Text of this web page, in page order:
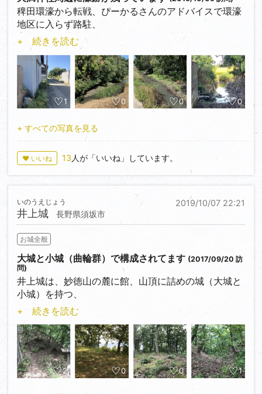
稗田環濠から転戦、ぴーかるさんのアドバイスで環濠
地区に入らず路駐、
案内板と集落内の濠跡を確認後、天満神社周辺を見に
行くと、東南西側に
「コの字」形に濠跡が残っています。
+ 続きを読む
1 0 0 0
+ すべての写真を見る
♥ いいね 13 人が「いいね」しています。
2019/10/07 22:21
井上城
いのうえじょう
長野県須坂市
お城全般
大城と小城（曲輪群）で構成されてます (2017/09/20 訪
問)
井上城は、妙徳山の麓に館、山頂に詰めの城（大城と
小城）を持つ、
信濃の豪族・井上氏の城です。戦国時代、井上達満は
上杉氏に味方し、
武田氏に味方した同族の須田信頼らと争い、この地を
追われますが、
天正１０年（1582）上杉景勝が川中島を領有して、旧
領に復帰します。
+ 続きを読む
2 0 0 1